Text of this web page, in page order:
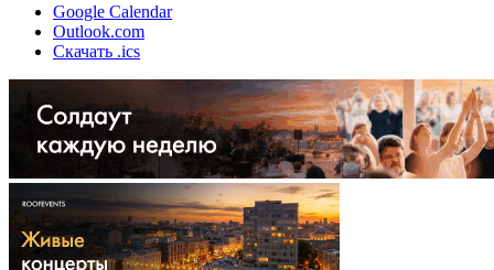
Google Calendar
Outlook.com
Скачать .ics